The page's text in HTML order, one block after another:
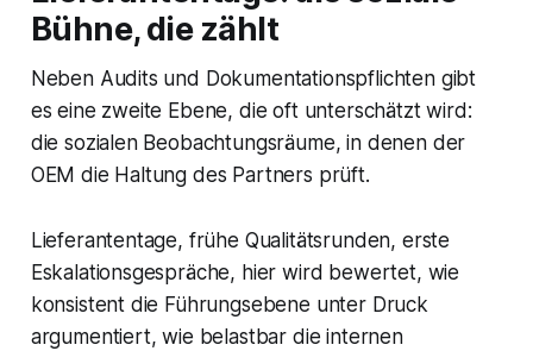
Bühne, die zählt
Neben Audits und Dokumentationspflichten gibt
es eine zweite Ebene, die oft unterschätzt wird:
die sozialen Beobachtungsräume, in denen der
OEM die Haltung des Partners prüft.
Lieferantentage, frühe Qualitätsrunden, erste
Eskalationsgespräche, hier wird bewertet, wie
konsistent die Führungsebene unter Druck
argumentiert, wie belastbar die internen